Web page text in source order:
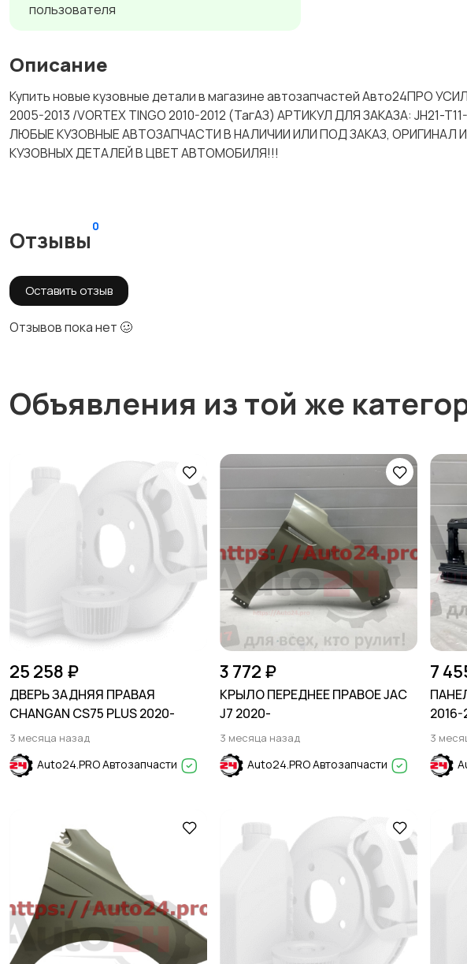
пользователя
Описание
Купить новые кузовные детали в магазине автозапчастей Авто24ПРО
2005-2013 /VORTEX TINGO 2010-2012 (ТагАЗ) АРТИКУЛ ДЛЯ ЗАКАЗА: JH21-
ЛЮБЫЕ КУЗОВНЫЕ АВТОЗАПЧАСТИ В НАЛИЧИИ ИЛИ ПОД ЗАКАЗ,
КУЗОВНЫХ ДЕТАЛЕЙ В ЦВЕТ АВТОМОБИЛЯ!!!
Отзывы
0
Оставить отзыв
Отзывов пока нет 🥴
Объявления из той же
25 258 ₽
ДВЕРЬ ЗАДНЯЯ ПРАВАЯ
CHANGAN CS75 PLUS 2020-
3 месяца назад
Auto24.PRO Автозапчасти
3 772 ₽
КРЫЛО ПЕРЕДНЕЕ ПРАВОЕ JAC
J7 2020-
3 месяца назад
Auto24.PRO Автозапчасти
7
3